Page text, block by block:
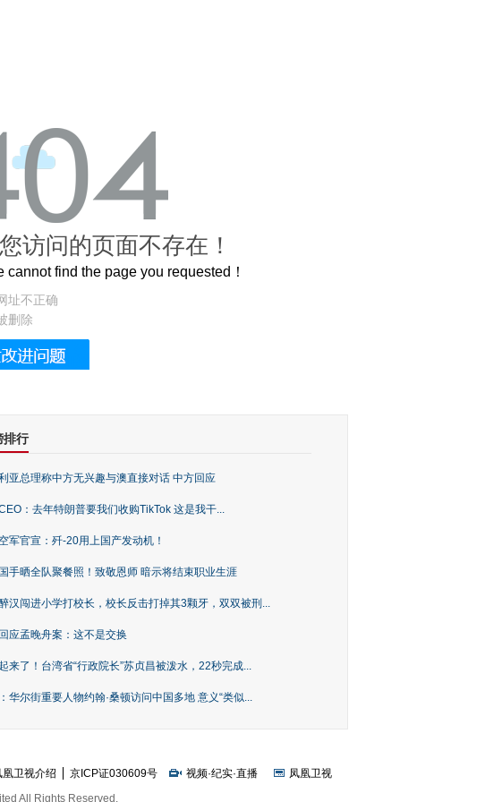
岁的紫禁城
访问的页面不存在！
cannot find the page you requested！
址不正确
删除
排行
亚总理称中方无兴趣与澳直接对话 中方回应
：去年特朗普要我们收购TikTok 这是我干...
军官宣：歼-20用上国产发动机！
手晒全队聚餐照！致敬恩师 暗示将结束职业生涯
汉闯进小学打校长，校长反击打掉其3颗牙，双双被刑...
应孟晚舟案：这不是交换
来了！台湾省“行政院长”苏贞昌被泼水，22秒完成...
华尔街重要人物约翰·桑顿访问中国多地 意义“类似...
凰卫视介绍 京ICP证030609号 视频·纪实·直播
凤凰卫视
All Rights Reserved.